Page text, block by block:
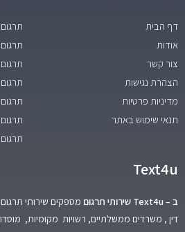
דף הבית
אודות
צור קשר
הצהרת נגישות
מדיניות פרטיות
תנאי שימוש באתר
Text4u
ב – Text4u שירותי תרגום
מספקים שירותי
דין , משרדים ממשלתיים, רשויות מקומיות,